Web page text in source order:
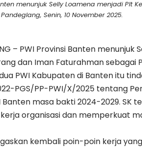
menunjuk Selly Loamena menjadi Plt
Senin, 10 November 2025.
– PWI Provinsi Banten
dan Iman Faturahman sebagai
PWI Kabupaten di Banten itu
PGS/PP-PWI/X/2025 tentang
Banten masa bakti 2024-2029. SK
organisasi dan memperkuat
kembali poin-poin kerja